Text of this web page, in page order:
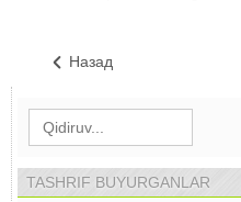
Назад
TASHRIF BUYURGANLAR